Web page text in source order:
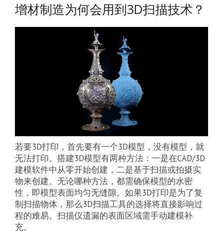
增材制造为何会用到3D扫描技术？
若要3D打印，首先要有一个3D模型，没有模型，就
无法打印。搭建3D模型有两种方法：一是在CAD/3D
建模软件中从零开始创建，二是基于扫描或拍摄实
物来创建。无论哪种方法，都需确保模型的水密
性，即模型表面均匀无缝隙。如果3D打印是为了复
制扫描物体，那么3D扫描工具的选择将直接影响过
程的难易。扫描仪遗漏的表面区域需手动建模补
充。